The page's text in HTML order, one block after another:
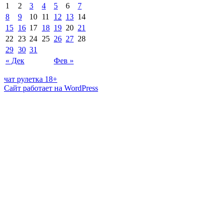
« Дек Фев »
1 2 3 4 5 6
7
8
9 10 11 12 13 14
15 16 17 18 19 20 21
22
23 24 25 26 27 28
29 30 31
чат рулетка 18+
Сайт работает на WordPress